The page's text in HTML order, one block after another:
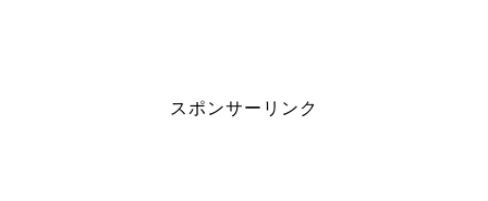
スポンサーリンク